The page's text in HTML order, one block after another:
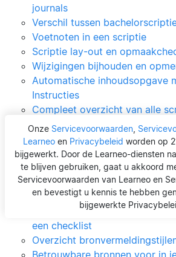
Onze Servicevoorwaarden,
Learneoen Privacybeleid worden op
bijgewerkt. Door de Learneo-diensten
te blijven gebruiken, gaat u akkoord
Servicevoorwaarden van Learneo en
en bevestigt u kennis te hebben
bijgewerkte
journals
Verschil tussen
Voetnoten in een scriptie
Scriptie lay-out en
Wijzigingen bijhouden en
Automatische inhoudsopgave
Instructies
Compleet overzicht van alle
Bronvermelding
Et al. | Betekenis, Uitleg &
MLA-bronvermelding: de
Wanneer en hoe vat je
Hoe kun je parafraseren in je
Primaire en secundaire
Correct citeren | Uitleg,
een checklist
Overzicht
Betrouwbare bronnen voor in